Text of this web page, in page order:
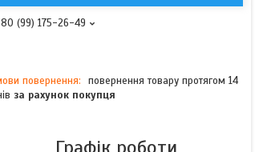
(99) 175-26-49
повернення товару протягом 14
за рахунок покупця
Графік роботи